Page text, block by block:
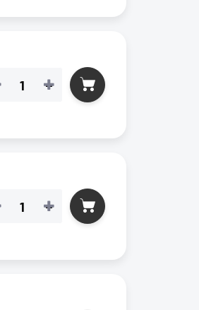
+
+